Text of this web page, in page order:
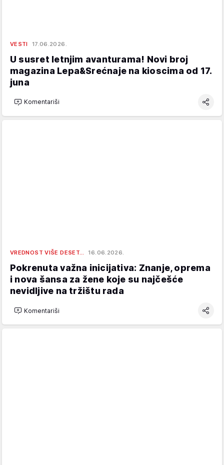
VESTI 17.06.2026.
U susret letnjim avanturama! Novi broj
magazina Lepa&Srećnaje na kioscima od 17.
juna
Komentariši
VREDNOST VIŠE DESET… 16.06.2026.
Pokrenuta važna inicijativa: Znanje, oprema
i nova šansa za žene koje su najčešće
nevidljive na tržištu rada
Komentariši